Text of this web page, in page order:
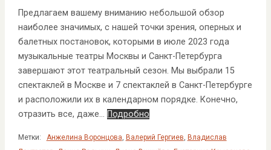
Предлагаем вашему вниманию небольшой обзор
наиболее значимых, с нашей точки зрения, оперных и
балетных постановок, которыми в июле 2023 года
музыкальные театры Москвы и Санкт-Петербурга
завершают этот театральный сезон. Мы выбрали 15
спектаклей в Москве и 7 спектаклей в Санкт-Петербурге
и расположили их в календарном порядке. Конечно,
отразить все, даже… Подробно
Метки: Анжелина Воронцова, Валерий Гергиев, Владислав